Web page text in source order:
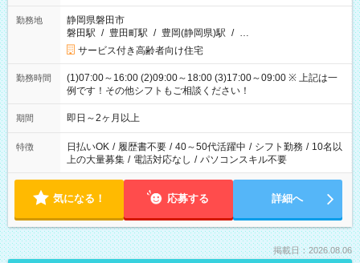
勤務地
静岡県磐田市
磐田駅 / 豊田町駅 / 豊岡(静岡県)駅 / …
サービス付き高齢者向け住宅
勤務時間
(1)07:00～16:00 (2)09:00～18:00 (3)17:00～09:00 ※ 上記は一
例です！その他シフトもご相談ください！
期間 即日～2ヶ月以上
特徴 日払いOK / 履歴書不要 / 40～50代活躍中 / シフト勤務 / 10名以
上の大量募集 / 電話対応なし / パソコンスキル不要
気になる！ 応募する 詳細へ
掲載日：2026.08.06